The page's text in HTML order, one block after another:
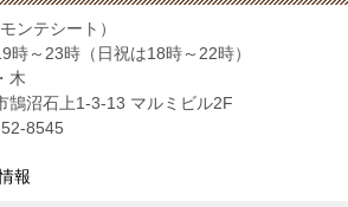
ンテシート）
時～23時（日祝は18時～22時）
木
鵠沼石上1-3-13 マルミビル2F
8545
報